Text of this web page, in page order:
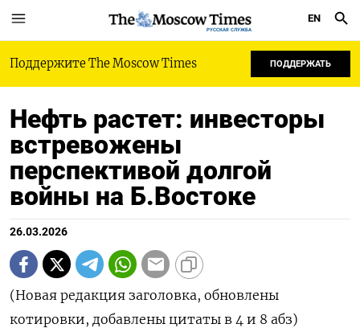
РУССКАЯ СЛУЖБА
EN
Поддержите The Moscow Times ПОДДЕРЖАТЬ
Нефть растет: инвесторы
встревожены
перспективой долгой
войны на Б.Востоке
26.03.2026
(Новая редакция заголовка, обновлены
котировки, добавлены цитаты в 4 и 8 абз)